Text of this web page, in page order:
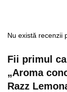
Nu există recenzii
Fii primul
„Aroma
Razz